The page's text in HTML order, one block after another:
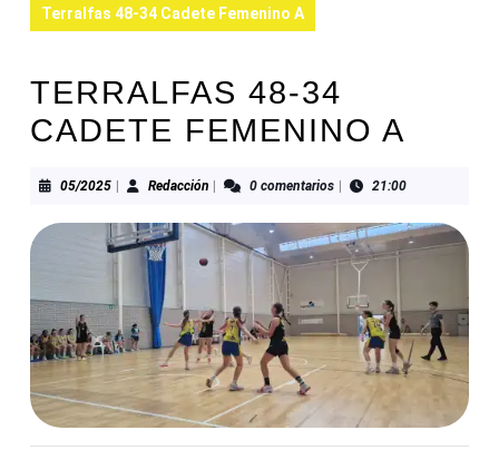
Terralfas 48-34 Cadete Femenino A
TERRALFAS 48-34
CADETE FEMENINO A
05/202505/2025RedacciónRedacción0 comentarios 21:00